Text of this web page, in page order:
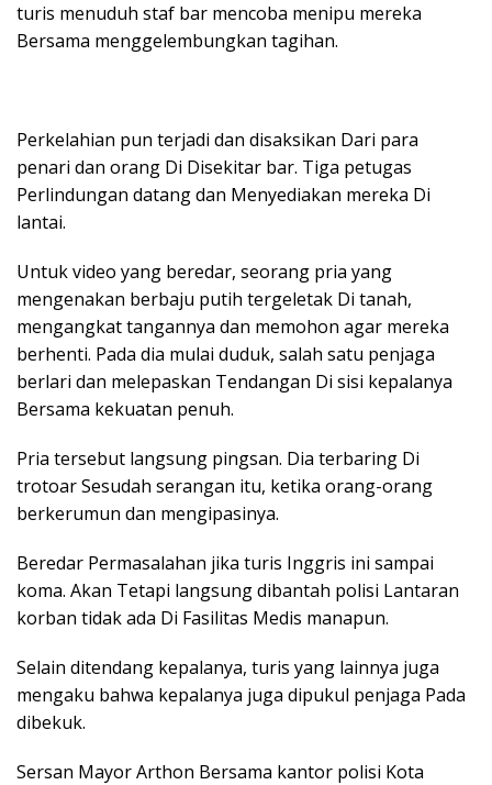
turis menuduh staf bar mencoba menipu mereka
Bersama menggelembungkan tagihan.
Perkelahian pun terjadi dan disaksikan Dari para
penari dan orang Di Disekitar bar. Tiga petugas
Perlindungan datang dan Menyediakan mereka Di
lantai.
Untuk video yang beredar, seorang pria yang
mengenakan berbaju putih tergeletak Di tanah,
mengangkat tangannya dan memohon agar mereka
berhenti. Pada dia mulai duduk, salah satu penjaga
berlari dan melepaskan Tendangan Di sisi kepalanya
Bersama kekuatan penuh.
Pria tersebut langsung pingsan. Dia terbaring Di
trotoar Sesudah serangan itu, ketika orang-orang
berkerumun dan mengipasinya.
Beredar Permasalahan jika turis Inggris ini sampai
koma. Akan Tetapi langsung dibantah polisi Lantaran
korban tidak ada Di Fasilitas Medis manapun.
Selain ditendang kepalanya, turis yang lainnya juga
mengaku bahwa kepalanya juga dipukul penjaga Pada
dibekuk.
Sersan Mayor Arthon Bersama kantor polisi Kota